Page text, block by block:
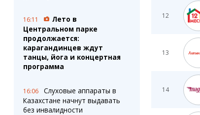
16:11
Лето в
Центральном парке
продолжается:
карагандинцев ждут
танцы, йога и концертная
программа
16:06
Слуховые аппараты в
Казахстане начнут выдавать
без инвалидности
12
13
14